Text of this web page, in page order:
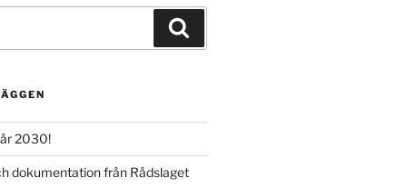
2030!
dokumentation från Rådslaget